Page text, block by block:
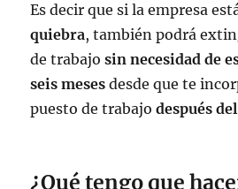
Es decir que si la empresa
quiebra, también podrá
de trabajosin necesidad de
seis meses desde que te
puesto de trabajodespués
¿Qué tengo que